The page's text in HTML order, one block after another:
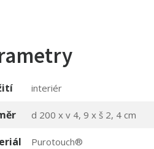
interiér
d 200 x v 4, 9 x š 2, 4 cm
Purotouch® ‎